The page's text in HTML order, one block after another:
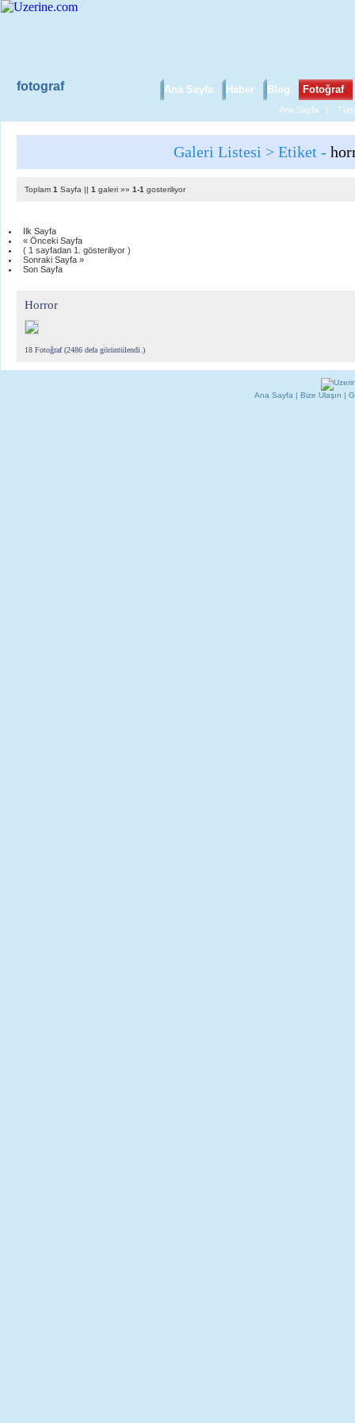
fotograf Ana Sayfa Haber Blog Fotoğraf
Ana Sayfa |
Galeri Listesi > Etiket -
Toplam 1 Sayfa || 1 galeri »» 1-1 gosteriliyor
Ilk Sayfa
« Önceki Sayfa
( 1 sayfadan 1. gösteriliyor )
Sonraki Sayfa »
Son Sayfa
Horror
18 Fotoğraf (2486 defa görüntülendi.)
Ana Sayfa | Bize Ulaşın |